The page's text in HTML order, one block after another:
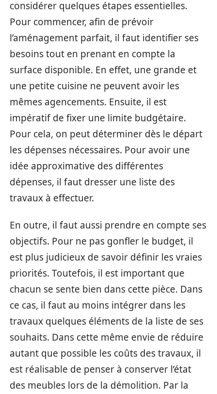
considérer quelques étapes essentielles.
Pour commencer, afin de prévoir
l’aménagement parfait, il faut identifier ses
besoins tout en prenant en compte la
surface disponible. En effet, une grande et
une petite cuisine ne peuvent avoir les
mêmes agencements. Ensuite, il est
impératif de fixer une limite budgétaire.
Pour cela, on peut déterminer dès le départ
les dépenses nécessaires. Pour avoir une
idée approximative des différentes
dépenses, il faut dresser une liste des
travaux à effectuer.
En outre, il faut aussi prendre en compte ses
objectifs. Pour ne pas gonfler le budget, il
est plus judicieux de savoir définir les vraies
priorités. Toutefois, il est important que
chacun se sente bien dans cette pièce. Dans
ce cas, il faut au moins intégrer dans les
travaux quelques éléments de la liste de ses
souhaits. Dans cette même envie de réduire
autant que possible les coûts des travaux, il
est réalisable de penser à conserver l’état
des meubles lors de la démolition. Par la